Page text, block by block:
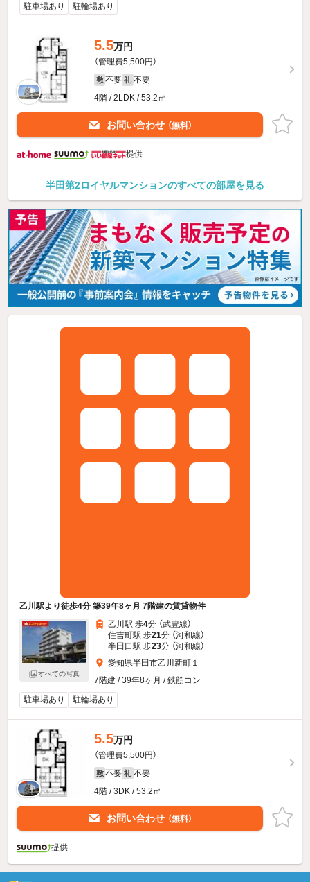
駐車場あり 駐輪場あり
5.5万円
（管理費5,500円）
敷 不要 礼 不要
4階 / 2LDK / 53.2㎡
お問い合わせ （無料）
提供
半田第2ロイヤルマンションのすべての部屋を見る
乙川駅より徒歩4分 築39年8ヶ月 7階建の賃貸物件
すべての写真
乙川駅 歩4分 （武豊線）
住吉町駅 歩21分 （河和線）
半田口駅 歩23分 （河和線）
愛知県半田市乙川新町１
7階建 / 39年8ヶ月 / 鉄筋コン
駐車場あり
駐輪場あり
5.5万円
（管理費5,500円）
敷 不要 礼 不要
4階 / 3DK / 53.2㎡
お問い合わせ （無料）
提供